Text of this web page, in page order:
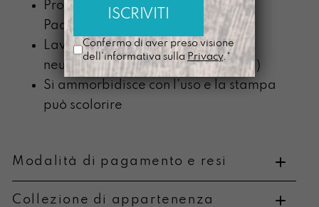
Prodotta nel nostro laboratorio di
Padova
Lavabile a mano con detergente
neutro (senza componente alcolica)
Si ammorbidisce con l’uso e la stampa
può scolorire
Modalità di pagamento e resi
Collezione di appartenenza
Confermo di aver preso visione
dell'informativa sulla Privacy.*